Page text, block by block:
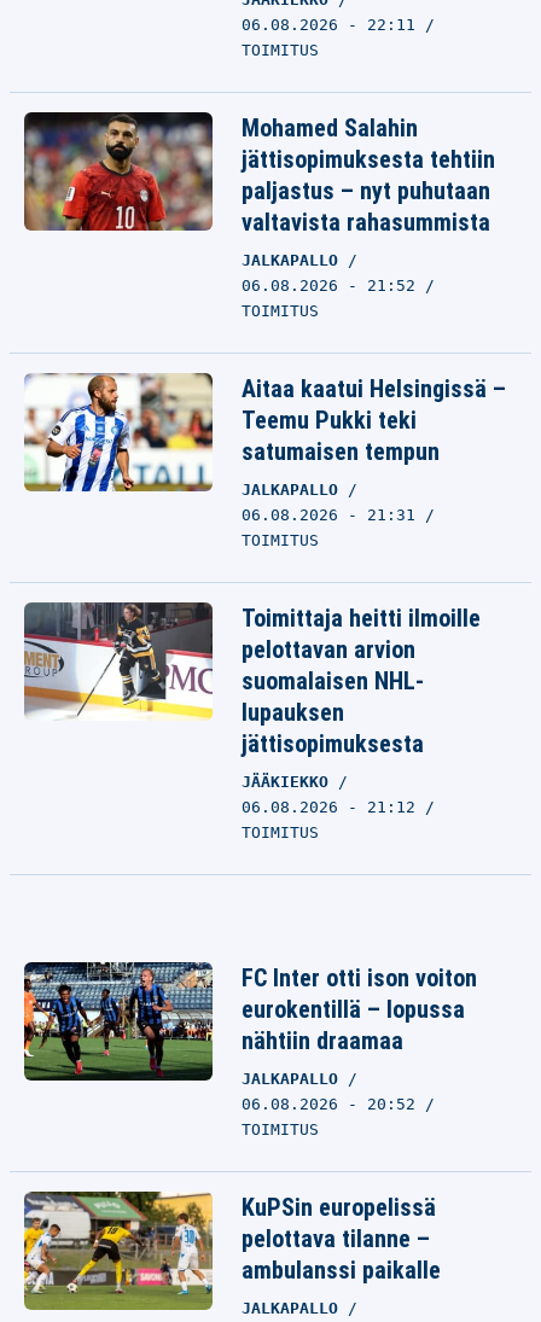
06.08.2026 - 22:11
TOIMITUS
Mohamed Salahin
jättisopimuksesta tehtiin
paljastus – nyt puhutaan
valtavista rahasummista
JALKAPALLO
06.08.2026 - 21:52
TOIMITUS
Aitaa kaatui Helsingissä –
Teemu Pukki teki
satumaisen tempun
JALKAPALLO
06.08.2026 - 21:31
TOIMITUS
Toimittaja heitti ilmoille
pelottavan arvion
suomalaisen NHL-
lupauksen
jättisopimuksesta
JÄÄKIEKKO
06.08.2026 - 21:12
TOIMITUS
FC Inter otti ison voiton
eurokentillä – lopussa
nähtiin draamaa
JALKAPALLO
06.08.2026 - 20:52
TOIMITUS
KuPSin europelissä
pelottava tilanne –
ambulanssi paikalle
JALKAPALLO